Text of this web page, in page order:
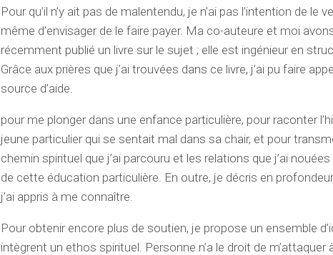
Pour qu’il n’y ait pas de malentendu, je n’ai pas l’intention de le
même d’envisager de le faire payer. Ma co-auteure et moi
récemment publié un livre sur le sujet ; elle est ingénieur en
Grâce aux prières que j’ai trouvées dans ce livre, j’ai pu faire
source d’aide.
pour me plonger dans une enfance particulière, pour raconter
jeune particulier qui se sentait mal dans sa chair, et pour
chemin spirituel que j’ai parcouru et les relations que j’ai
de cette éducation particulière. En outre, je décris en
j’ai appris à me connaître.
Pour obtenir encore plus de soutien, je propose un ensemble
intègrent un ethos spirituel. Personne n’a le droit de m’attaquer